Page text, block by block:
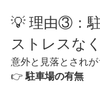
💡 理由③：
ストレスな
意外と見落とされが
👉 駐車場の有無